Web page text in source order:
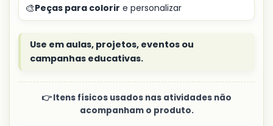
🎨Peças para colorir e personalizar
Use em aulas, projetos, eventos ou
campanhas educativas.
👉 Itens físicos usados nas atividades não
acompanham o produto.